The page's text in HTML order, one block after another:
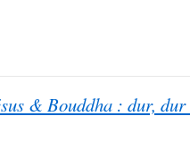
& Bouddha : dur,